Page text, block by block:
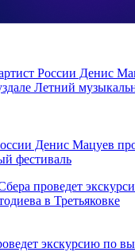
Денис Мацуев
фестиваль
экскурсию по